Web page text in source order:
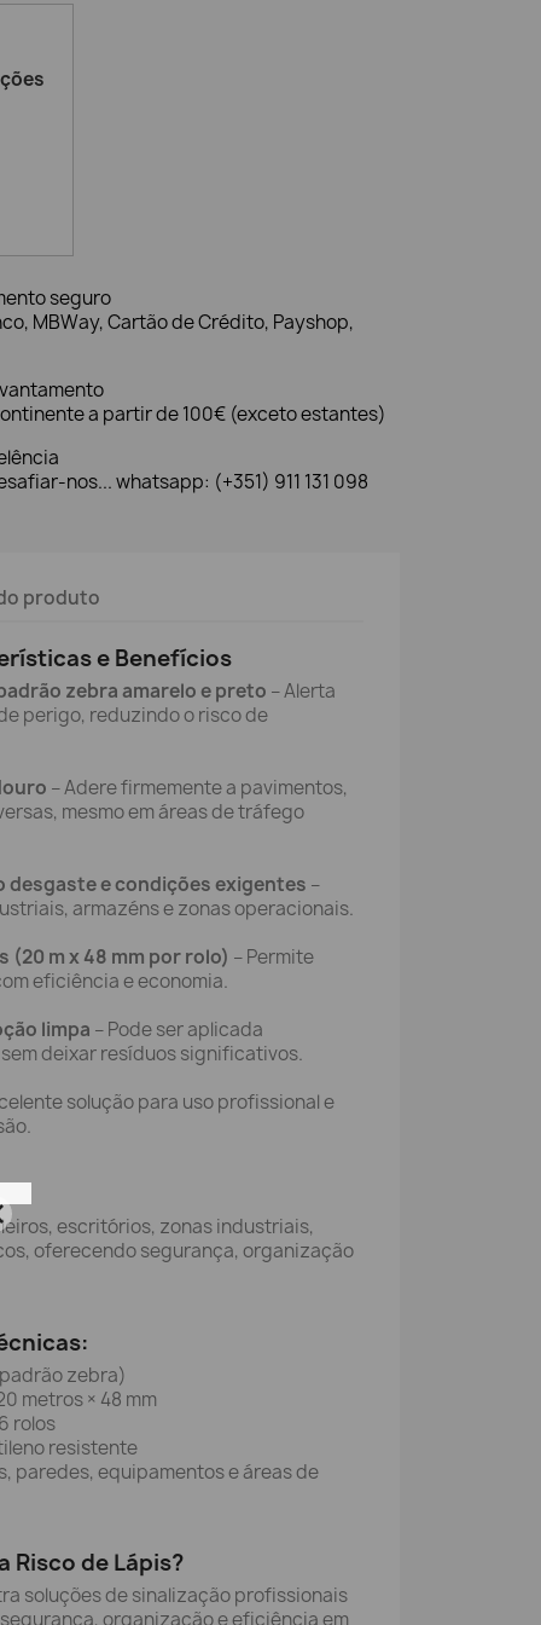
seguro
MBWay, Cartão de Crédito, Payshop,
a partir de 100€ (exceto estantes)
nos... whatsapp: (+351) 911 131 098
produto
e Benefícios
zebra amarelo e preto – Alerta
perigo, reduzindo o risco de
– Adere firmemente a pavimentos,
mesmo em áreas de tráfego
desgaste e condições exigentes –
armazéns e zonas operacionais.
(20 m x 48 mm por rolo) – Permite
eficiência e economia.
limpa – Pode ser aplicada
deixar resíduos significativos.
solução para uso profissional e
escritórios, zonas industriais,
oferecendo segurança, organização
zebra)
metros × 48 mm
rolos
resistente
paredes, equipamentos e áreas de
Risco de Lápis?
soluções de sinalização profissionais
organização e eficiência em